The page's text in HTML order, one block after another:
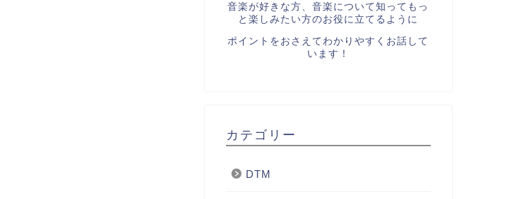
音楽が好きな方、音楽について知ってもっ
と楽しみたい方のお役に立てるように
ポイントをおさえてわかりやすくお話して
います！
カテゴリー
DTM